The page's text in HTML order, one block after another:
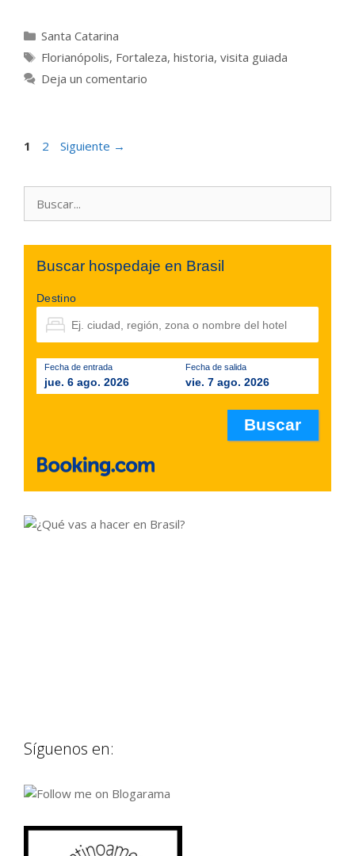
Categorías
Santa Catarina
Etiquetas
Florianópolis, Fortaleza, historia, visita guiada
Deja un comentario
Página
1 Página
2 Siguiente →
Buscar hospedaje en Brasil
Destino
Fecha de entrada
jue. 6 ago. 2026
Fecha de salida
vie. 7 ago. 2026
Síguenos en: